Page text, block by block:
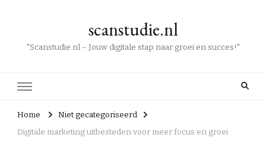
scanstudie.nl
"Scanstudie.nl – Jouw digitale stap naar groei en succes!"
Home
Niet gecategoriseerd
Digitale marketing uitbesteden voor meer focus en groei